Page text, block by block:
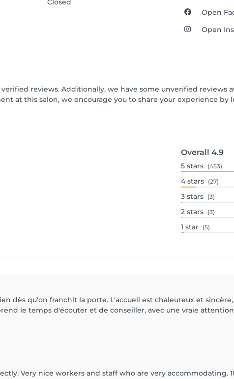
Closed
Open
Open
verified reviews. Additionally, we have some unverified reviews
at this salon, we encourage you to share your experience
Overall 4.9
5 stars (453)
4 stars (27)
3 stars (3)
2 stars (3)
1 star (5)
dès qu'on franchit la porte. L'accueil est chaleureux et
le temps d'écouter et de conseiller, avec une vraie
Very nice workers and staff who are very accommodating.